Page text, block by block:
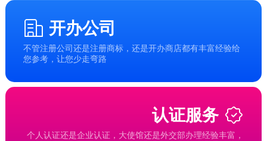
开办公司
不管注册公司还是注册商标，还是开办商店都有丰富经验给
您参考，让您少走弯路
认证服务
个人认证还是企业认证，大使馆还是外交部办理经验丰富，